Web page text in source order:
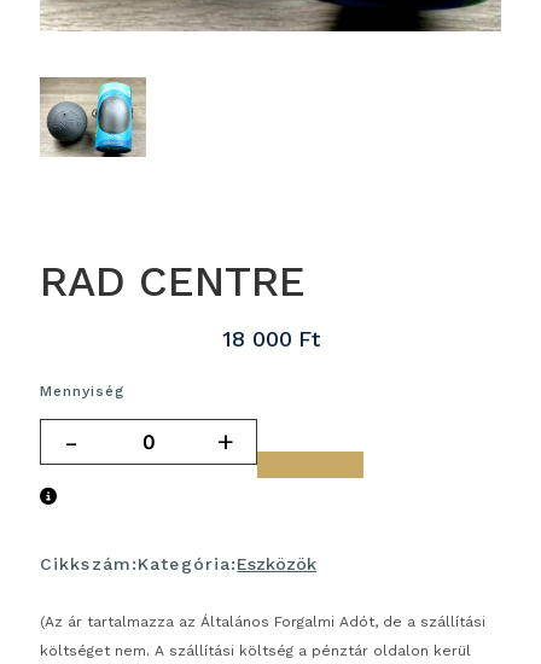
RAD CENTRE
18 000 Ft
Mennyiség
- +
Cikkszám:Kategória:Eszközök
(Az ár tartalmazza az Általános Forgalmi Adót, de a szállítási
költséget nem. A szállítási költség a pénztár oldalon kerül